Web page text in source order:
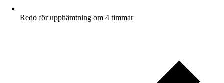
Redo för upphämtning om 4 timmar